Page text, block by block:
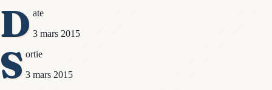
D ate
3 mars 2015
S ortie
3 mars 2015